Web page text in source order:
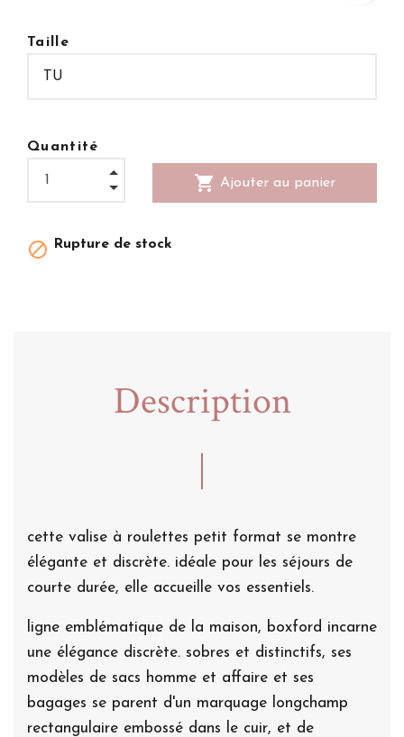
Taille
Quantité
shopping_cart Ajouter au panier
 Rupture de stock
Description
cette valise à roulettes petit format se montre
élégante et discrète. idéale pour les séjours de
courte durée, elle accueille vos essentiels.
ligne emblématique de la maison, boxford incarne
une élégance discrète. sobres et distinctifs, ses
modèles de sacs homme et affaire et ses
bagages se parent d'un marquage longchamp
rectangulaire embossé dans le cuir, et de